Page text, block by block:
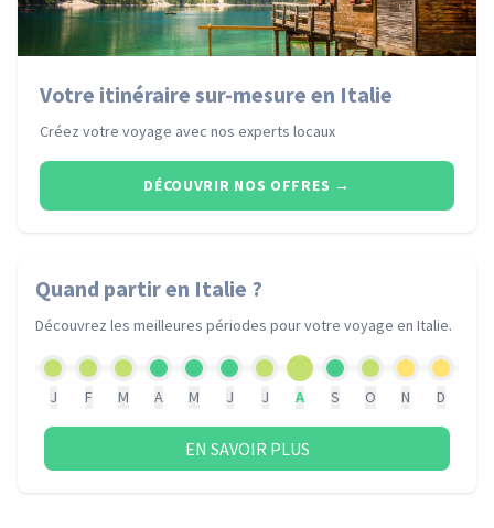
Votre itinéraire sur-mesure en Italie
Créez votre voyage avec nos experts locaux
DÉCOUVRIR NOS OFFRES →
Quand partiren Italie ?
Découvrez les meilleures périodes pour votre voyage en Italie.
J F M A M J J A S O N D
EN SAVOIR PLUS